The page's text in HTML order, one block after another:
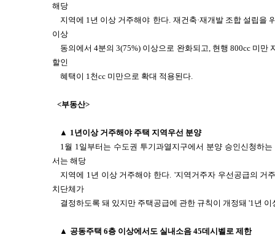
해당
지역에 1년 이상 거주해야 한다. 재건축·재개발 조합 설립을
이상
동의에서 4분의 3(75%) 이상으로 완화되고, 현행 800cc 미만
할인
혜택이 1천cc 미만으로 확대 적용된다.
<부동산>
▲ 1년이상 거주해야 주택 지역우선 분양
1월 1일부터는 수도권 투기과열지구에서 분양 승인신청하
서는 해당
지역에 1년 이상 거주해야 한다. '지역거주자 우선공급의 거
치단체가
결정하도록 돼 있지만 주택공급에 관한 규칙이 개정돼 '1년
▲ 공동주택 6층 이상에서도 실내소음 45데시벨로 제한